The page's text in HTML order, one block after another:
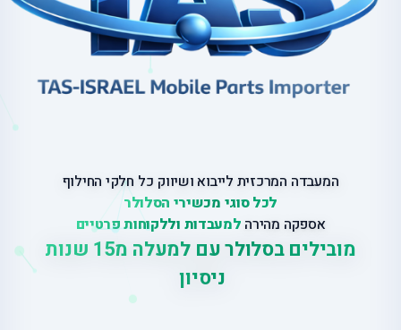
המעבדה המרכזית לייבוא ושיווק כל חלקי החילוף
לכל סוגי מכשירי הסלולר
אספקה מהירה למעבדות וללקוחות פרטיים
מובילים בסלולר עם למעלה מ
15 שנות
ניסיון